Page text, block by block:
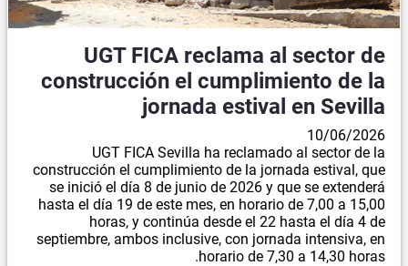
UGT FICA reclama al sector de
construcción el cumplimiento de la
jornada estival en Sevilla
10/06/2026
UGT FICA Sevilla ha reclamado al sector de la
construcción el cumplimiento de la jornada estival, que
se inició el día 8 de junio de 2026 y que se extenderá
hasta el día 19 de este mes, en horario de 7,00 a 15,00
horas, y continúa desde el 22 hasta el día 4 de
septiembre, ambos inclusive, con jornada intensiva, en
horario de 7,30 a 14,30 horas.